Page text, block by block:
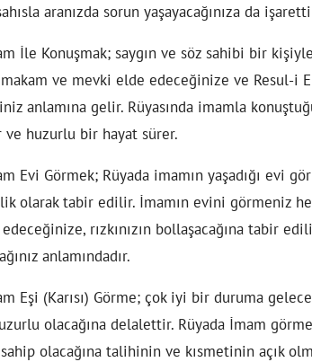
aranızda sorun yaşayacağınıza da
İle Konuşmak; saygın ve söz sahibi bir
ve mevki elde edeceğinize ve Resul-i
anlamına gelir. Rüyasında imamla
ve huzurlu bir hayat sürer.
Evi Görmek; Rüyada imamın yaşadığı evi
olarak tabir edilir. İmamın evini görmeniz
rızkınızın bollaşacağına tabir
anlamındadır.
Eşi (Karısı) Görme; çok iyi bir duruma
olacağına delalettir. Rüyada İmam
olacağına talihinin ve kısmetinin açık